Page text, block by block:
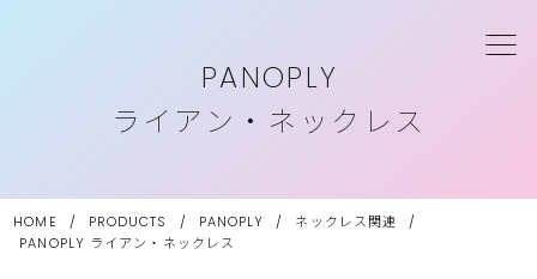
PANOPLY
ライアン・ネックレス
HOME / PRODUCTS / PANOPLY / ネックレス関連
/
PANOPLY ライアン・ネックレス